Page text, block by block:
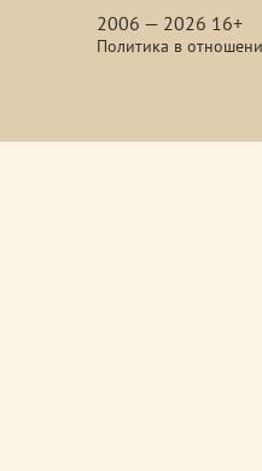
2006 — 2026 16+
Политика в